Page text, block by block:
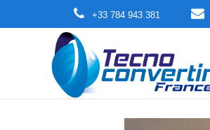
+33 784 943 381